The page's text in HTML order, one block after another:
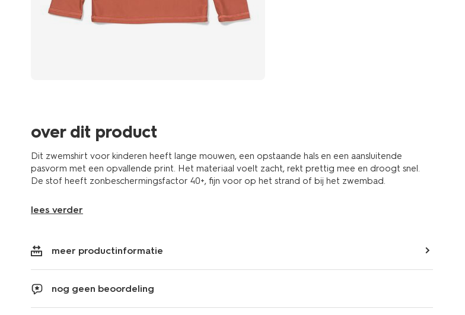
over dit product
Dit zwemshirt voor kinderen heeft lange mouwen, een opstaande hals en een aansluitende
pasvorm met een opvallende print. Het materiaal voelt zacht, rekt prettig mee en droogt snel.
De stof heeft zonbeschermingsfactor 40+, fijn voor op het strand of bij het zwembad.
lees verder
meer productinformatie
nog geen beoordeling